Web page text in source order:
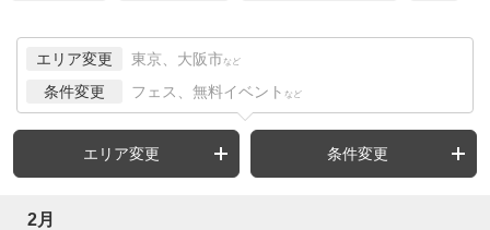
エリア変更 東京、大阪市 など
条件変更 フェス、無料イベント など
エリア変更 条件変更
2月